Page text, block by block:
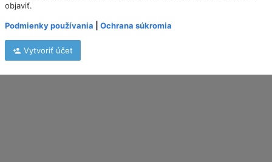
objaviť.
Podmienky používania Ochrana súkromia
Vytvoriť účet